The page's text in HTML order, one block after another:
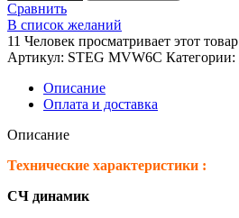
Сравнить
В список желаний
11 Человек просматривает этот товар
Артикул: STEG MVW6C Категории:
Описание
Оплата и доставка
Описание
Технические характеристики :
СЧ динамик